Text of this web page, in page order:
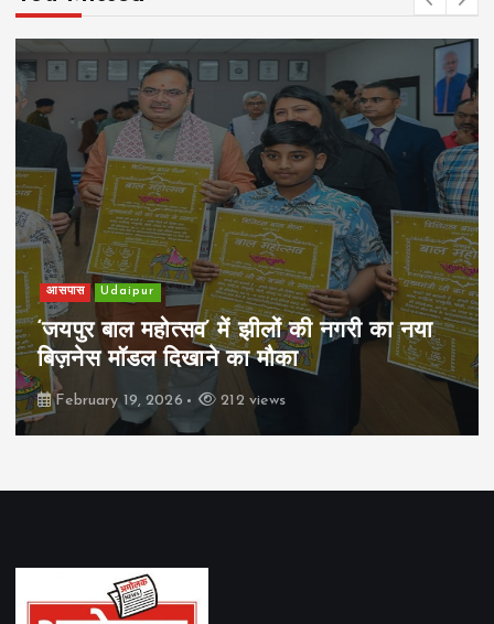
का नया
खेल Udaipur
पिम्स मेवाड़ कप 2026: क्रॉसवर्ड
रियल स्टेट्स ने मुकाबले जीते
February 19, 2026